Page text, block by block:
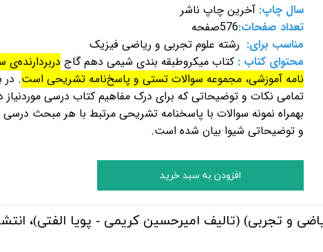
سال چاپ: آخرین چاپ ناشر
تعداد صفحات:576صفحه
مناسب برای: رشته علوم تجربی و ریاضی فیزیک
محتوای کتاب : کتاب میکروطبقه بندی شیمی دهم گاج
نامه آموزشی، مجموعه سوالات تستی و پاسخ‌نامه‌ تشریحی است.
تمامی نکات و توضیحاتی که برای درک مفاهیم کتاب درسی موردنیاز
بهمراه نمونه سوالات با پاسخنامه تشریحی مرتبط با هر مبحث درسی
و توضیحاتی شیوا بیان شده است.
افزودن به سبد خرید
و تجربی) (تالیف امیرحسین کریمی - پویا الفتی)،